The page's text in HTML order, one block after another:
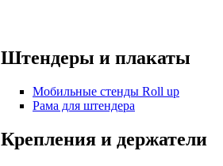
Штендеры и плакаты
Мобильные стенды Roll up
Рама для штендера
Крепления и держатели